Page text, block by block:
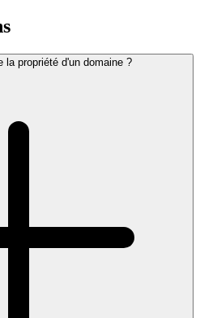
la propriété d'un domaine ?